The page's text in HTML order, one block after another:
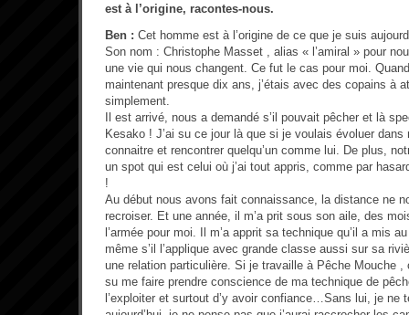
est à l’origine, racontes-nous.
Ben : Cet homme est à l’origine de ce que je suis
Son nom : Christophe Masset , alias « l’amiral » pour
une vie qui nous changent. Ce fut le cas pour moi.
maintenant presque dix ans, j’étais avec des copains à
simplement.
Il est arrivé, nous a demandé s’il pouvait pêcher et là
Kesako ! J’ai su ce jour là que si je voulais évoluer dans
connaitre et rencontrer quelqu’un comme lui. De plus,
un spot qui est celui où j’ai tout appris, comme par
!
Au début nous avons fait connaissance, la distance ne
recroiser. Et une année, il m’a prit sous son aile, des
l’armée pour moi. Il m’a apprit sa technique qu’il a mis
même s’il l’applique avec grande classe aussi sur sa
une relation particulière. Si je travaille à Pêche Mouche ,
su me faire prendre conscience de ma technique de
l’exploiter et surtout d’y avoir confiance…Sans lui, je ne